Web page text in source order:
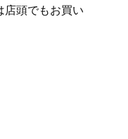
店頭でもお買い
ッキ、濃厚で
ます。